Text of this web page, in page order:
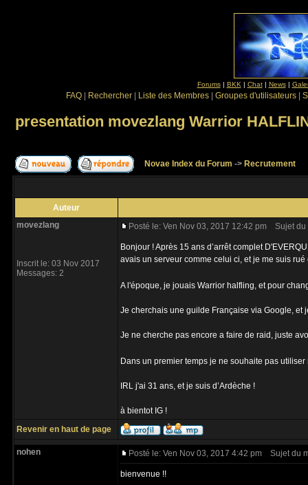
Forums| BKK | Chat| News|
FAQ Rechercher Liste des Membres Groupes d'utilisateurs
presentation movezlang Warrior
Novae Index du Forum -> Recrutement
Auteur
movezlang
Inscrit le: 03 Nov 2017
Messages: 2
Posté le: Ven Nov 03, 2017 12:42 pm Sujet du
Bonjour ! Après 15 ans d’arrêt complet
avais un serveur comme celui ci, et je me suis rué
A l'époque, je jouais Warrior halfling, et pour
Je cherchais une guilde Française via Google, et
Je ne cherche pas encore a faire de raid, juste
Dans un premier temps je ne souhaite pas
IRL j'ai 31 ans, et je suis d’Ardèche !
à bientot IG !
Revenir en haut de page
nohen Posté le: Ven Nov 03, 2017 4:42 pm Sujet du
bienvenue !!